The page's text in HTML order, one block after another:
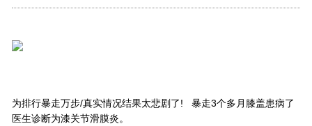
为排行暴走万步/真实情况结果太悲剧了! 暴走3个多月膝盖患病了
医生诊断为漆关节滑膜炎。